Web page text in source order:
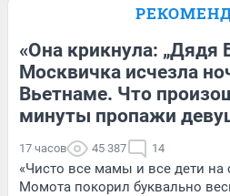
«Она крикнула: „Дядя
Москвичка исчезла
Вьетнаме. Что
минуты пропажи
17 часов 45 387 14
«Чисто все мамы и все дети на
Момота покорил буквально